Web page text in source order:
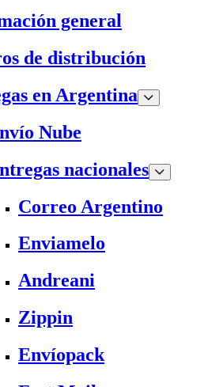
general
de distribución
en Argentina
Nube
nacionales
Correo Argentino
Enviamelo
Andreani
Zippin
Envíopack